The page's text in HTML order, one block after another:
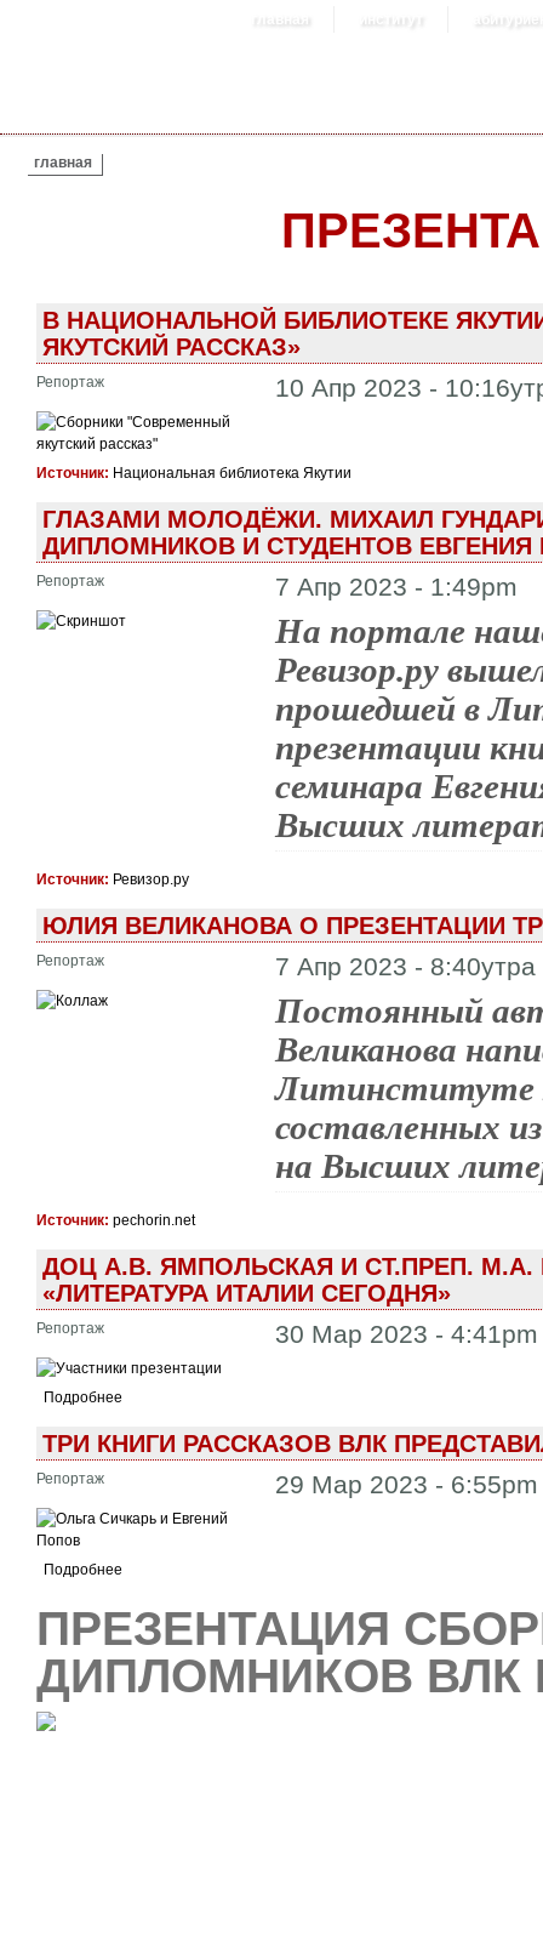
главная институт
ВЫ ЗДЕСЬ
главная
В НАЦИОНАЛЬНОЙ БИБЛИОТЕКЕ
ЯКУТСКИЙ РАССКАЗ»
Репортаж 10 Апр 2023 -
Источник: Национальная библиотека Якутии
ГЛАЗАМИ МОЛОДЁЖИ. МИХАИЛ
ДИПЛОМНИКОВ И СТУДЕНТОВ ЕВГЕНИЯ
Репортаж 7 Апр 2023 - 1:49pm
На портале
Ревизор.ру
прошедшей в
презентации
семинара
Высших
Источник: Ревизор.ру
ЮЛИЯ ВЕЛИКАНОВА О ПРЕЗЕНТАЦИИ
Репортаж 7 Апр 2023 - 8:40утра
Постоянный
Великанова
Литинституте
составленных
на Высших
Источник: pechorin.net
ДОЦ А.В. ЯМПОЛЬСКАЯ И СТ.ПРЕП.
«ЛИТЕРАТУРА ИТАЛИИ СЕГОДНЯ»
Репортаж 30 Мар 2023 - 4:41pm
Подробнее
ТРИ КНИГИ РАССКАЗОВ ВЛК
Репортаж 29 Мар 2023 - 6:55pm
Подробнее
ПРЕЗЕНТАЦИЯ
ДИПЛОМНИКОВ ВЛК